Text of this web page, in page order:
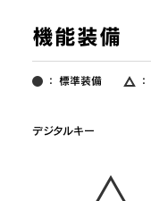
機能装備
： 標準装備 ：